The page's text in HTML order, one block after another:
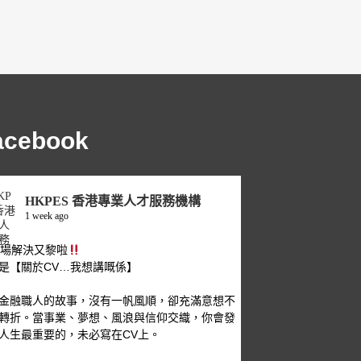
HKPES 香港專業人才服務機構
1 week ago
解決又黎啦
【關於CV…我想講嘅係】
融職人的故事，沒有一帆風順，卻充滿意想不
折。當事業、夢想、風浪與信仰交織，你會發
生最重要的，未必寫在CV上。